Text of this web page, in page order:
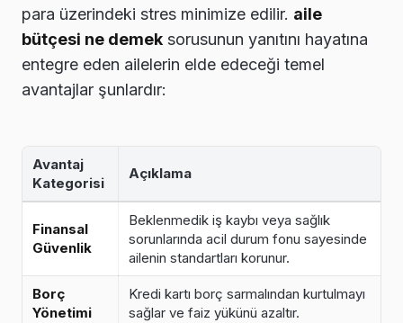
para üzerindeki stres minimize edilir. aile
bütçesi ne demek sorusunun yanıtını hayatına
entegre eden ailelerin elde edeceği temel
avantajlar şunlardır:
Avantaj
Kategorisi
Açıklama
Finansal
Güvenlik
Beklenmedik iş kaybı veya sağlık
sorunlarında acil durum fonu sayesinde
ailenin standartları korunur.
Borç
Yönetimi
Kredi kartı borç sarmalından kurtulmayı
sağlar ve faiz yükünü azaltır.